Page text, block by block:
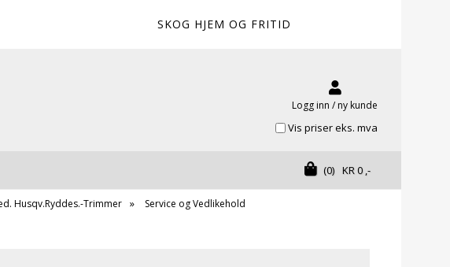
SKOG HJEM OG FRITID
Logg inn / ny kunde
Vis priser eks. mva
KR0,-
(0)
Husqv.Ryddes.-Trimmer Service og Vedlikehold